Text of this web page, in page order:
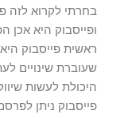
בחרתי לקרוא לזה
ופייסבוק היא אכן
ראשית פייסבוק
שעוברת שינויים
היכולת לעשות
פייסבוק ניתן